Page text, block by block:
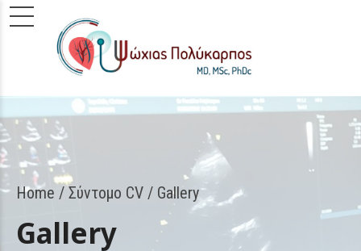
Home Σύντομο CV / Gallery
Gallery